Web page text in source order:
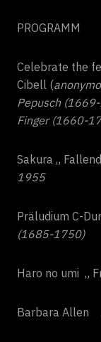
PROGRAMM
Celebrate the
Cibell (
Pepusch
Finger (1660-
Sakura „
1955
Präludium C-
(1685-1750)
Haro no umi „
Barbara Allen